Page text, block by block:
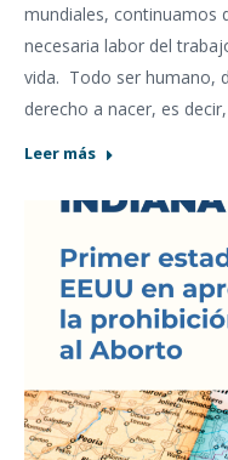
mundiales, continuamos
necesaria labor del
vida. Todo ser humano,
derecho a nacer, es
Leer más